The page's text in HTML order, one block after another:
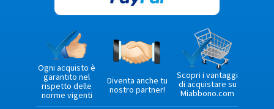
Ogni acquisto è
garantito nel
rispetto delle
norme vigenti
Diventa anche tu
nostro partner!
Scopri i vantaggi
di acquistare su
Miabbono.com